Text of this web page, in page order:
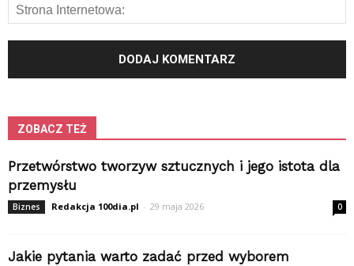
ZOBACZ TEŻ
Przetwórstwo tworzyw sztucznych i jego istota dla
przemysłu
Biznes Redakcja 100dia.pl - 29 maja 2026 0
Jakie pytania warto zadać przed wyborem